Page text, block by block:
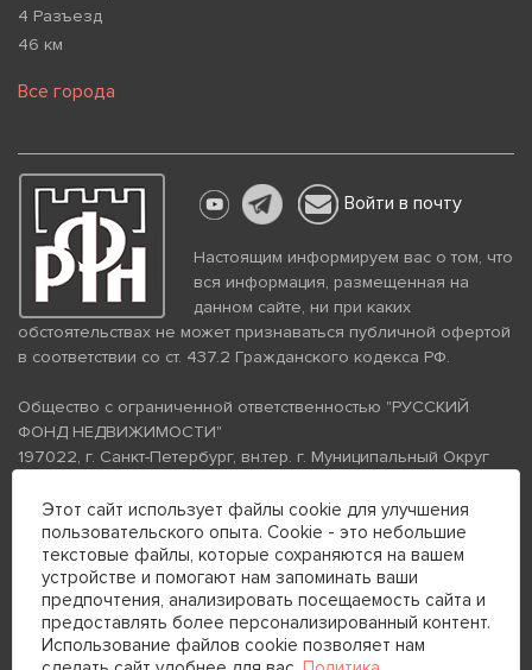
4 Разъезд
46 км
Все города
Войти в почту
Настоящим информируем вас о том, что
вся информация, размещенная на
данном сайте, ни при каких
обстоятельствах не может признаваться публичной офертой
в соответствии со ст. 437.2 Гражданского кодекса РФ.
Общество с ограниченной ответственностью "РУССКИЙ
ФОНД НЕДВИЖИМОСТИ"
197022, г. Санкт-Петербург, вн.тер. г. Муниципальный Округ
помещение 26Н, комната 103
ИНН 7813672570 КПП 781301001 ОГРН 1237800058870
Политика конфиденциальности
Политика обработки
персональных данных
Телефон для связи:
+7 (812) 200-99-98
Этот сайт использует файлы cookie для улучшения
пользовательского опыта. Cookie - это небольшие
текстовые файлы, которые сохраняются на вашем
устройстве и помогают нам запоминать ваши
предпочтения, анализировать посещаемость сайта и
предоставлять более персонализированный контент.
Использование файлов cookie позволяет нам